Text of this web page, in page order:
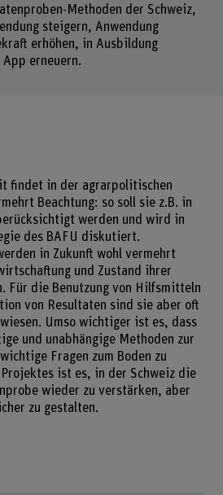
Methoden der Schweiz,
steigern, Anwendung
erhöhen, in Ausbildung
erneuern.
findet in der agrarpolitischen
Beachtung: so soll sie z.B. in
werden und wird in
des BAFU diskutiert.
in Zukunft wohl vermehrt
und Zustand ihrer
Für die Benutzung von Hilfsmitteln
von Resultaten sind sie aber oft
Umso wichtiger ist es, dass
und unabhängige Methoden zur
Fragen zum Boden zu
ist es, in der Schweiz die
wieder zu verstärken, aber
zu gestalten.